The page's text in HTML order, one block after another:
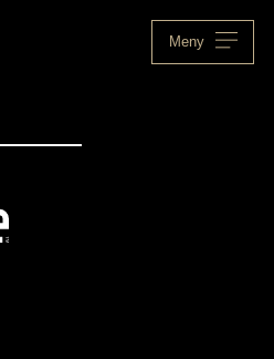
Meny